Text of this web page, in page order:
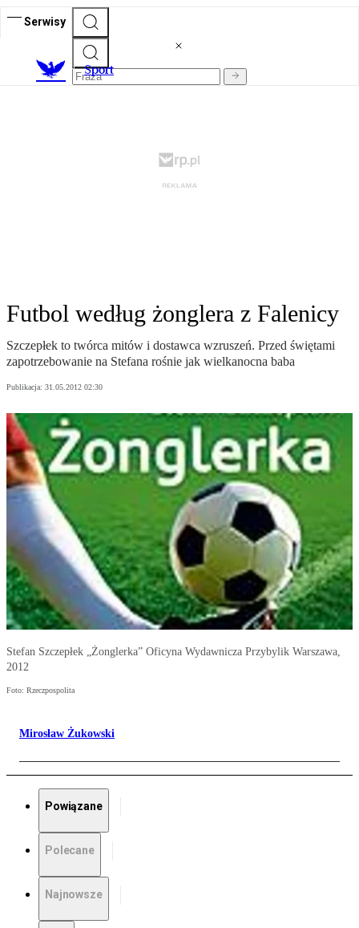
Serwisy
Sport
Futbol według żonglera z Falenicy
Szczepłek to twórca mitów i dostawca wzruszeń. Przed świętami
zapotrzebowanie na Stefana rośnie jak wielkanocna baba
Publikacja: 31.05.2012 02:30
Stefan Szczepłek „Żonglerka” Oficyna Wydawnicza Przybylik Warszawa,
2012
Foto: Rzeczpospolita
Mirosław Żukowski
Powiązane
Polecane
Najnowsze